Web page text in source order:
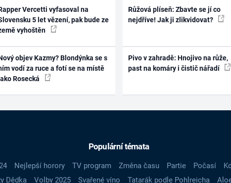
Vercetti vyfasoval na
5 let vězení, pak bude ze
vyhoštěn
objev Kazmy? Blondýnka se s
vodí za ruce a fotí se na místě
Rosecká
Růžová plíseň: Zbavte se jí co
nejdříve! Jak ji zlikvidovat?
Pivo v zahradě: Hnojivo na růže,
past na komáry i čistič nářadí
Populární témata
Nejlepší horory TV program Změna času Partie Počasí
Dědka Volby 2025 Svařené víno Tatarák podle Pohlreicha